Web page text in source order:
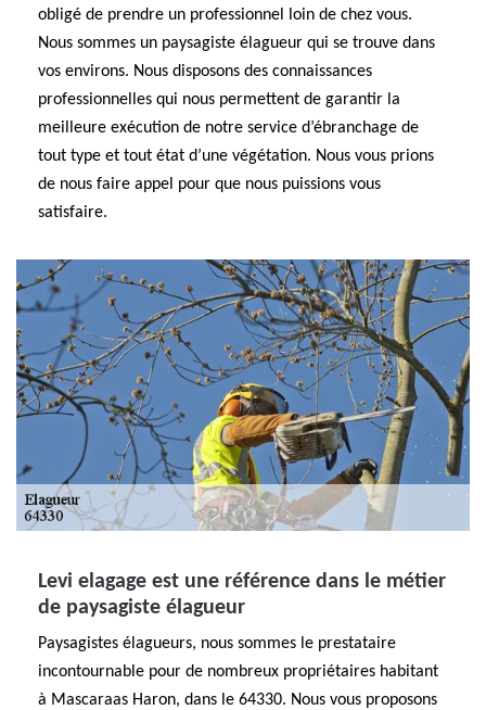
obligé de prendre un professionnel loin de chez vous.
Nous sommes un paysagiste élagueur qui se trouve dans
vos environs. Nous disposons des connaissances
professionnelles qui nous permettent de garantir la
meilleure exécution de notre service d’ébranchage de
tout type et tout état d’une végétation. Nous vous prions
de nous faire appel pour que nous puissions vous
satisfaire.
Levi elagage est une référence dans le métier
de paysagiste élagueur
Paysagistes élagueurs, nous sommes le prestataire
incontournable pour de nombreux propriétaires habitant
à Mascaraas Haron, dans le 64330. Nous vous proposons